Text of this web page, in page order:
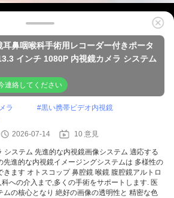
耳鼻咽喉科手術用レコーダー付きポータ
インチ 1080P 内視鏡カメラ システム
連絡してください
ラ #黒い携帯ビデオ内視鏡
2026-07-14 10 意見
システム 先進的な内視鏡画像システム 適応する
先進的な内視鏡イメージングシステムは 多様性の
ます オトスコップ 鼻腔鏡 喉鏡 腹腔鏡アルトロ
への介入まで,多くの手術をサポートします. 医
ムの核心となり 絶好の画像の透明性と 精密な色